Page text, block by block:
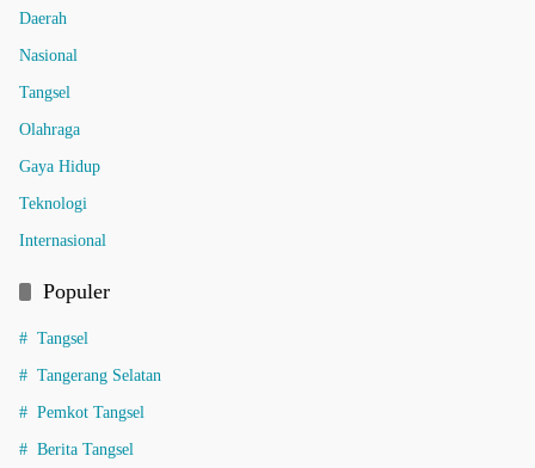
Daerah
Nasional
Tangsel
Olahraga
Gaya Hidup
Teknologi
Internasional
Populer
Tangsel
Tangerang Selatan
Pemkot Tangsel
Berita Tangsel